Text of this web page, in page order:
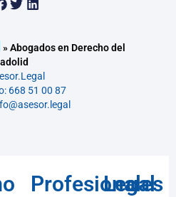
»Abogados en Derecho del
668 51 00 87
Profesionales
Legal